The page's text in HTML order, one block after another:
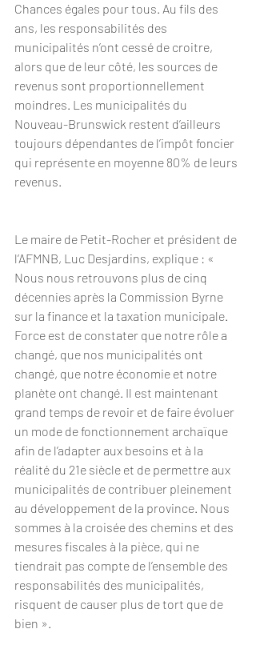
Chances égales pour tous. Au fils des
ans, les responsabilités des
municipalités n’ont cessé de croitre,
alors que de leur côté, les sources de
revenus sont proportionnellement
moindres. Les municipalités du
Nouveau-Brunswick restent d’ailleurs
toujours dépendantes de l’impôt foncier
qui représente en moyenne 80% de leurs
revenus.
Le maire de Petit-Rocher et président de
l’AFMNB, Luc Desjardins, explique : «
Nous nous retrouvons plus de cinq
décennies après la Commission Byrne
sur la finance et la taxation municipale.
Force est de constater que notre rôle a
changé, que nos municipalités ont
changé, que notre économie et notre
planète ont changé. Il est maintenant
grand temps de revoir et de faire évoluer
un mode de fonctionnement archaïque
afin de l’adapter aux besoins et à la
réalité du 21e siècle et de permettre aux
municipalités de contribuer pleinement
au développement de la province. Nous
sommes à la croisée des chemins et des
mesures fiscales à la pièce, qui ne
tiendrait pas compte de l’ensemble des
responsabilités des municipalités,
risquent de causer plus de tort que de
bien ».